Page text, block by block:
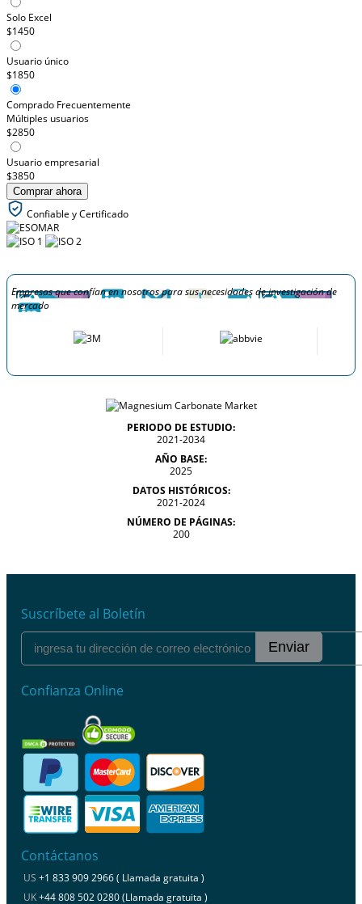
Solo Excel
$1450
Usuario único
$1850
Comprado Frecuentemente
Múltiples usuarios
$2850
Usuario empresarial
$3850
Comprar ahora
Confiable y Certificado
Empresas que confían en nosotros para sus necesidades de investigación de
mercado
PERIODO DE ESTUDIO:
2021-2034
AÑO BASE:
2025
DATOS HISTÓRICOS:
2021-2024
NÚMERO DE PÁGINAS:
200
Suscríbete al Boletín
Enviar
Confianza Online
Contáctanos
US +1 833 909 2966 ( Llamada gratuita )
UK+44 808 502 0280 (Llamada gratuita )